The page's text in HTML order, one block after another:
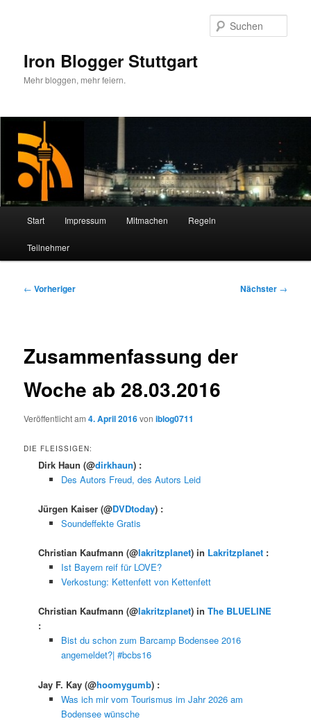
Iron Blogger Stuttgart
Mehr bloggen, mehr feiern.
Start Impressum Mitmachen Regeln
Teilnehmer
Beitragsnavigation
← Vorheriger Nächster →
Zusammenfassung der
Woche ab 28.03.2016
Veröffentlicht am4. April 2016voniblog0711
DIE FLEISSIGEN:
Dirk Haun(@dirkhaun) :
Des Autors Freud, des Autors Leid
Jürgen Kaiser(@DVDtoday) :
Soundeffekte Gratis
Christian Kaufmann(@lakritzplanet) in Lakritzplanet :
Ist Bayern reif für LOVE?
Verkostung: Kettenfett von Kettenfett
Christian Kaufmann(@lakritzplanet) inThe BLUELINE
:
Bist du schon zum Barcamp Bodensee 2016
angemeldet?| #bcbs16
Jay F. Kay(@hoomygumb) :
Was ich mir vom Tourismus im Jahr 2026 am
Bodensee wünsche